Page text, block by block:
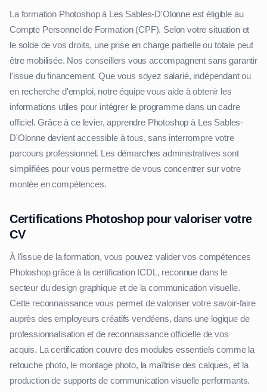
La formation Photoshop à Les Sables-D'Olonne est éligible au
Compte Personnel de Formation (CPF). Selon votre situation et
le solde de vos droits, une prise en charge partielle ou totale peut
être mobilisée. Nos conseillers vous accompagnent sans garantir
l'issue du financement. Que vous soyez salarié, indépendant ou
en recherche d'emploi, notre équipe vous aide à obtenir les
informations utiles pour intégrer le programme dans un cadre
officiel. Grâce à ce levier, apprendre Photoshop à Les Sables-
D'Olonne devient accessible à tous, sans interrompre votre
parcours professionnel. Les démarches administratives sont
simplifiées pour vous permettre de vous concentrer sur votre
montée en compétences.
Certifications Photoshop pour valoriser votre
CV
À l'issue de la formation, vous pouvez valider vos compétences
Photoshop grâce à la certification ICDL, reconnue dans le
secteur du design graphique et de la communication visuelle.
Cette reconnaissance vous permet de valoriser votre savoir-faire
auprès des employeurs créatifs vendéens, dans une logique de
professionnalisation et de reconnaissance officielle de vos
acquis. La certification couvre des modules essentiels comme la
retouche photo, le montage photo, la maîtrise des calques, et la
production de supports de communication visuelle performants.